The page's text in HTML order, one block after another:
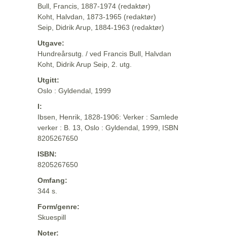
Bull, Francis, 1887-1974 (redaktør)
Koht, Halvdan, 1873-1965 (redaktør)
Seip, Didrik Arup, 1884-1963 (redaktør)
Utgave:
Hundreårsutg. / ved Francis Bull, Halvdan
Koht, Didrik Arup Seip, 2. utg.
Utgitt:
Oslo : Gyldendal, 1999
I:
Ibsen, Henrik, 1828-1906: Verker : Samlede
verker : B. 13, Oslo : Gyldendal, 1999, ISBN
8205267650
ISBN:
8205267650
Omfang:
344 s.
Form/genre:
Skuespill
Noter: